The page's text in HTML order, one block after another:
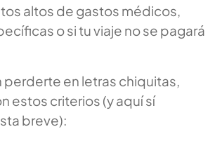
altos de gastos médicos,
o si tu viaje no se pagará
perderte en letras chiquitas,
estos criterios (y aquí sí
breve):